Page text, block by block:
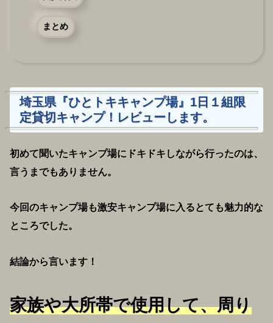
まとめ
埼玉県『ひとトキキャンプ場』1日１組限
定貸切キャンプ！レビューします。
初めて聞いたキャンプ場にドキドキしながら行ったのは、
言うまでもありません。
今回のキャンプ場も激安キャンプ場に入るとても魅力的な
ところでした。
結論から言います！
家族や大所帯で使用して、周り